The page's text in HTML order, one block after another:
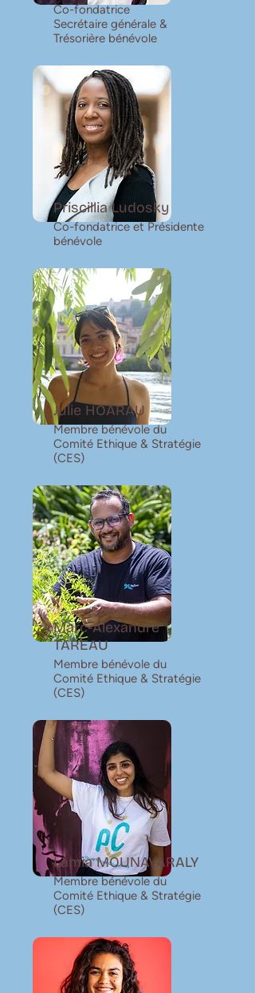
Co-fondatrice
Secrétaire générale &
Trésorière bénévole
Priscillia Ludosky
Co-fondatrice et Présidente
bénévole
Julie HOARAU
Membre bénévole du
Comité Ethique & Stratégie
(CES)
Marc-Alexandre
TAREAU
Membre bénévole du
Comité Ethique & Stratégie
(CES)
Lamia MOUNAVARALY
Membre bénévole du
Comité Ethique & Stratégie
(CES)